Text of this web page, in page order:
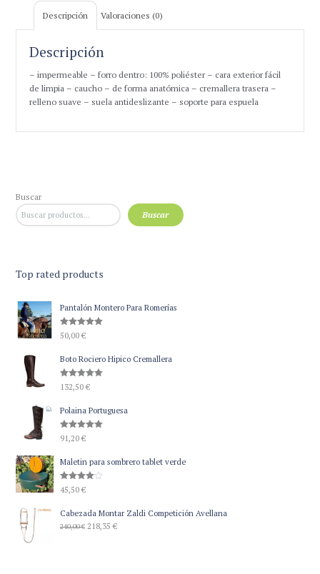
Descripción Valoraciones (0)
Descripción
– impermeable – forro dentro: 100% poliéster – cara exterior fácil
de limpia – caucho – de forma anatómica – cremallera trasera –
relleno suave – suela antideslizante – soporte para espuela
Buscar
Buscar
Top rated products
Pantalón Montero Para Romerías
Valorado
con5.00
50,00€
Boto Rociero Hipico Cremallera
Valorado
con5.00
132,50€
Polaina Portuguesa
Valorado
con5.00
91,20€
Maletin para sombrero tablet verde
Valorado
con4.00
45,50€
Cabezada Montar Zaldi Competición Avellana
240,00€ El218,35€El